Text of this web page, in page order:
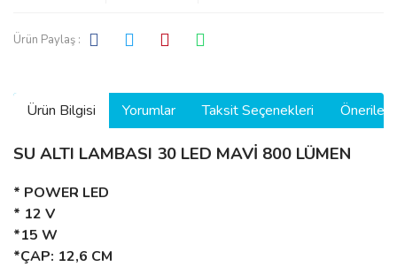
Ürün Paylaş :
Ürün Bilgisi Yorumlar Taksit Seçenekleri
SU ALTI LAMBASI 30 LED MAVİ 800 LÜMEN
* POWER LED
* 12 V
*15 W
*ÇAP: 12,6 CM